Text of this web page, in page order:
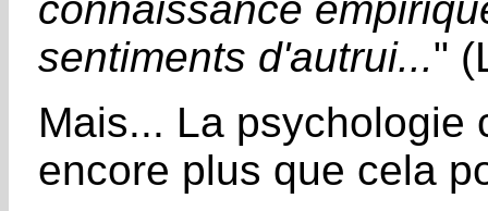
sentiments d'autrui..."
Mais... La psychologie
encore plus que cela